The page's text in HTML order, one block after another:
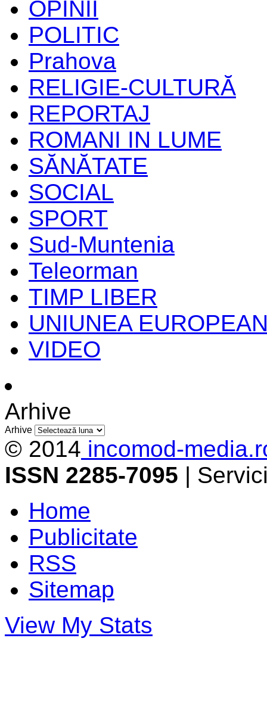
OPINII
POLITIC
Prahova
RELIGIE-CULTURĂ
REPORTAJ
ROMANI IN LUME
SĂNĂTATE
SOCIAL
SPORT
Sud-Muntenia
Teleorman
TIMP LIBER
UNIUNEA
VIDEO
Arhive
Arhive
© 2014 incomod-
ISSN 2285-7095 |
Home
Publicitate
RSS
Sitemap
View My Stats